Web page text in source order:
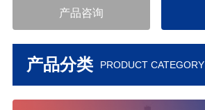
产品咨询
产品分类 PRODUCT CATEGORY